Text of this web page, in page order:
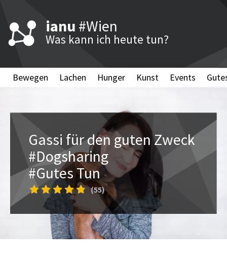
ianu #Wien
Was kann ich heute tun?
Bewegen Lachen Hunger Kunst Events
Gassi für den guten Zweck
#Dogsharing
#Gutes Tun
(55)